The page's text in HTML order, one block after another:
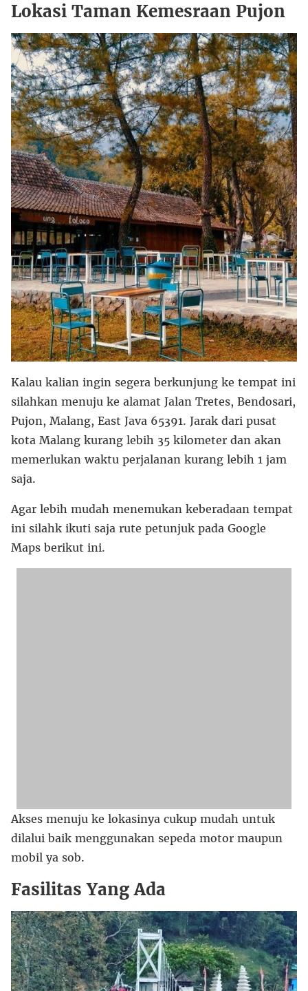
Lokasi Taman Kemesraan Pujon
Kalau kalian ingin segera berkunjung ke tempat ini
silahkan menuju ke alamat Jalan Tretes, Bendosari,
Pujon, Malang, East Java 65391. Jarak dari pusat
kota Malang kurang lebih 35 kilometer dan akan
memerlukan waktu perjalanan kurang lebih 1 jam
saja.
Agar lebih mudah menemukan keberadaan tempat
ini silahk ikuti saja rute petunjuk pada Google
Maps berikut ini.
Akses menuju ke lokasinya cukup mudah untuk
dilalui baik menggunakan sepeda motor maupun
mobil ya sob.
Fasilitas Yang Ada